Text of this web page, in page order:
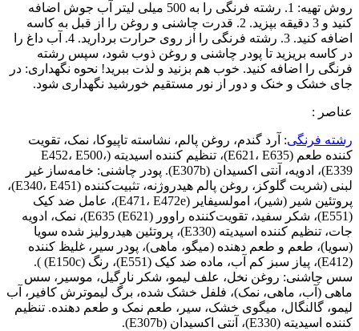
روش تهیه: 1. رشته فرنگی را به 500 میلی لیتر آب جوش اضافه
کنید و 3 دقیقه بپزید. 2. قدرت چاشنی و روغن را از قبل به کاسه
اضافه کنید. 3. رشته فرنگی را از روی حرارت بردارید. 4. آب داغ را
در کاسه بریزید تا پودر چاشنی و روغن ذوب شود، سپس رشته
فرنگی را اضافه کنید. خوب هم بزنید و لذت ببرید! نحوه نگهداری: در
جای خشک و خنک و دور از نور مستقیم خورشید نگهداری شود.
عناصر :
رشته فرنگی: آرد گندم، روغن پالم، نشاسته تاپیوکا، نمک، تقویت
کننده طعم (E621، E635)، تنظیم کننده اسیدیته (E452، E500،
E339)، ادویه، آنتی اکسیدان (E307b). پودر چاشنی: خامه‌ساز غیر
لبنی (شربت گلوکز، روغن پالم هیدروژنه، تثبیت‌کننده (E340، E451)،
پروتئین شیر (شیر)، امولسیفایر (E471، E472e)، عامل ضد کیک
(E551)، شکر سفید، تقویت‌کننده راوور (E621) E635)، نمک، ادویه
جات، تنظیم کننده اسیدیته (E330)، پروتئین هیدرولیز شده سویا
(سویا)، طعم و طعم دهنده (میگو، ماهی)، پودر سیر، غلیظ کننده
(E412)، پیاز سبز کم آب، ماده ضد کیک (E551)، رنگ (E150c) ).
سس چاشنی: روغن نخل، علف لیمو، شکر نارگیل، موسیر، سس
ماهی (آب، ماهی، نمک)، فلفل خشک شده، برگ لیموترش کافیر، آب
لیمو، گالنگال، میگوی خشک، سیر، طعم نمک و طعم دهنده. تنظیم
کننده اسیدیته (E330)، آنتی اکسیدان (E307b).